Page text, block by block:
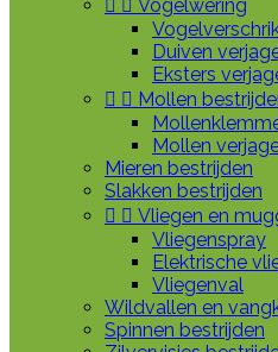
  Vogelwering
Duiven
Eksters
  Mollen
Mollen
Mieren bestrijden
Slakken bestrijden
  Vliegen en
Vliegenspray
Elektrische
Vliegenval
Wildvallen en
Spinnen bestrijden